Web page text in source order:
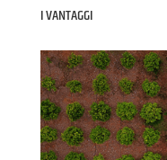
I VANTAGGI